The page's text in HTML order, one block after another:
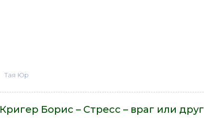
Тая Юр
Кригер Борис – Стресс – враг или друг